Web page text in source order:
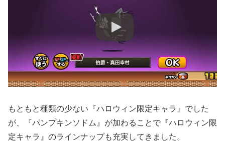
もともと種類の少ない『ハロウィン限定キャラ』でした
が、『パンプキンソドム』が加わることで『ハロウィン限
定キャラ』のラインナップも充実してきました。